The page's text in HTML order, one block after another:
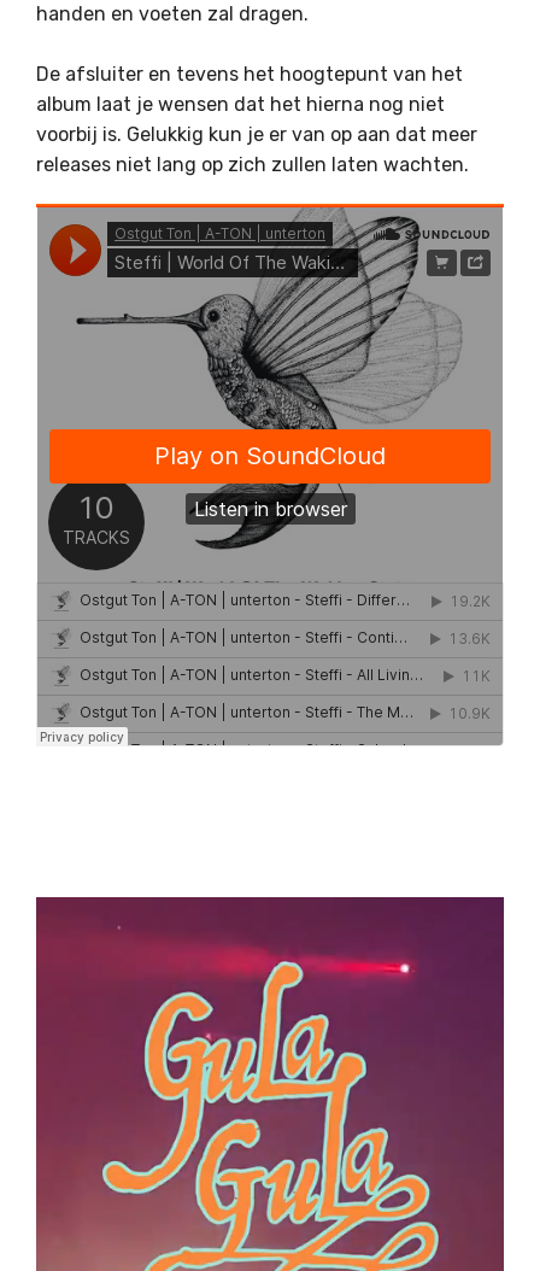
handen en voeten zal dragen.
De afsluiter en tevens het hoogtepunt van het
album laat je wensen dat het hierna nog niet
voorbij is. Gelukkig kun je er van op aan dat meer
releases niet lang op zich zullen laten wachten.